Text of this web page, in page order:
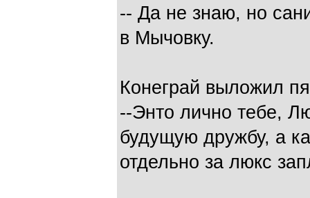
-- Да не знаю, но
в Мычовку.
Конеграй выложил
--Энто лично тебе,
будущую дружбу, а
отдельно за люкс